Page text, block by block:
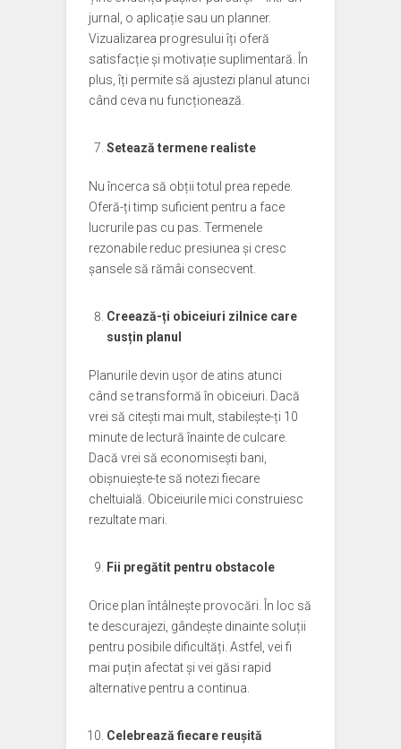
jurnal, o aplicație sau un planner.
Vizualizarea progresului îți oferă
satisfacție și motivație suplimentară. În
plus, îți permite să ajustezi planul atunci
când ceva nu funcționează.
Setează termene realiste
Nu încerca să obții totul prea repede.
Oferă-ți timp suficient pentru a face
lucrurile pas cu pas. Termenele
rezonabile reduc presiunea și cresc
șansele să rămâi consecvent.
Creează-ți obiceiuri zilnice care
susțin planul
Planurile devin ușor de atins atunci
când se transformă în obiceiuri. Dacă
vrei să citești mai mult, stabilește-ți 10
minute de lectură înainte de culcare.
Dacă vrei să economisești bani,
obișnuiește-te să notezi fiecare
cheltuială. Obiceiurile mici construiesc
rezultate mari.
Fii pregătit pentru obstacole
Orice plan întâlnește provocări. În loc să
te descurajezi, gândește dinainte soluții
pentru posibile dificultăți. Astfel, vei fi
mai puțin afectat și vei găsi rapid
alternative pentru a continua.
Celebrează fiecare reușită